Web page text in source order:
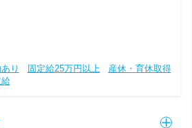
り 固定給25万円以上
産休・育休取得